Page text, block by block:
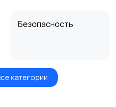
Безопасность
Высший менеджмент
категории